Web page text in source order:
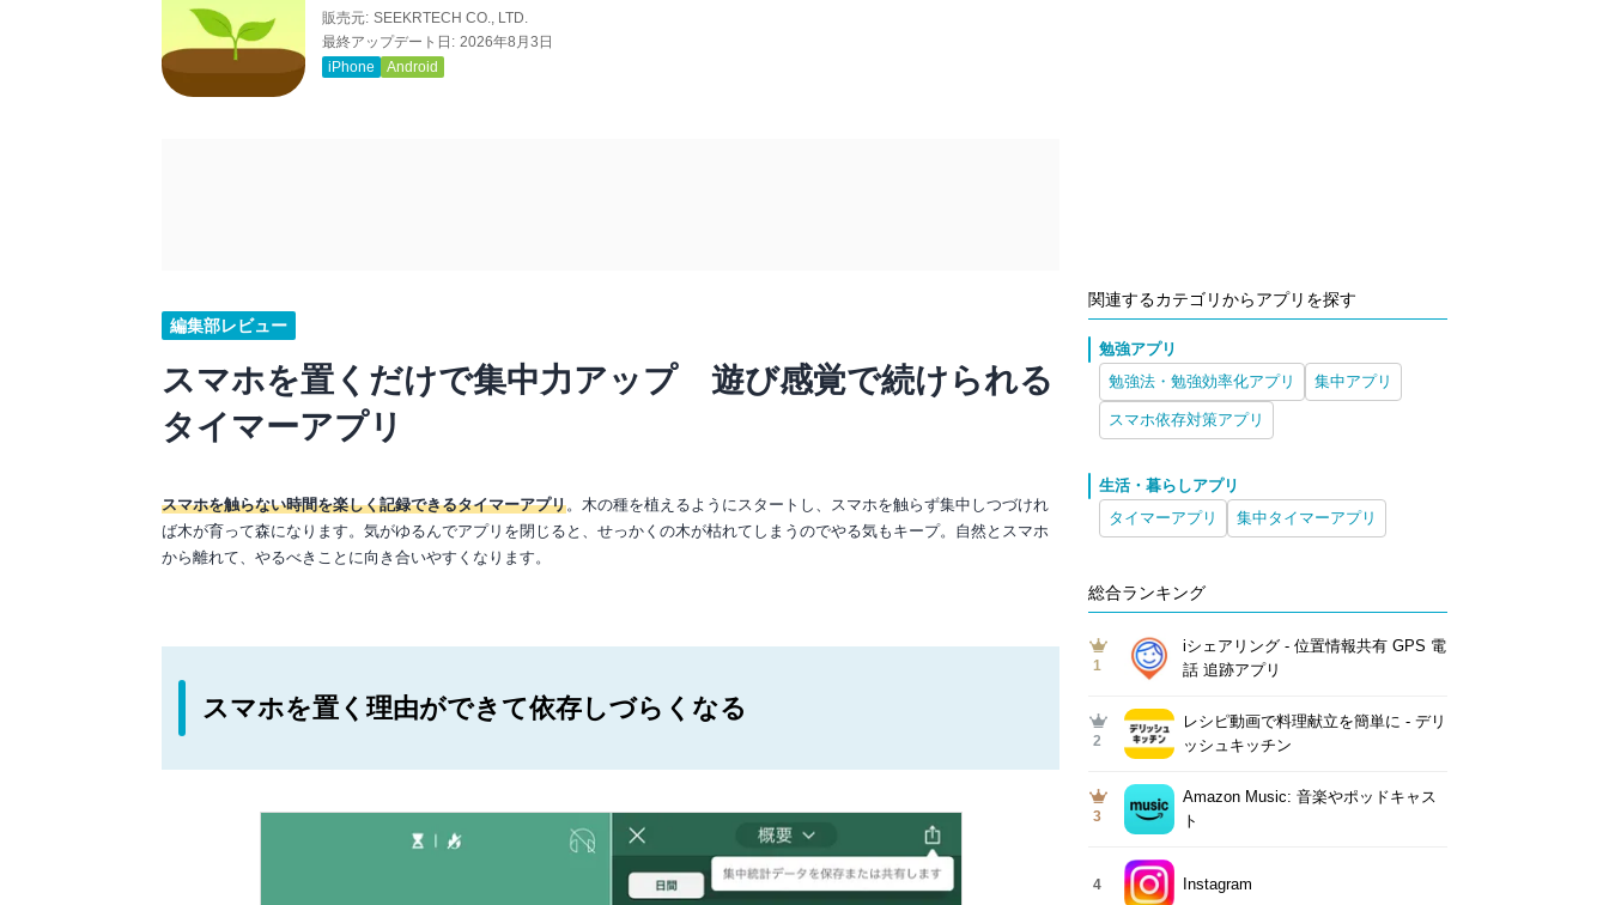
販売元: SEEKRTECH CO., LTD.
最終アップデート日: 2026年8月3日
iPhone
Android
編集部レビュー
スマホを置くだけで集中力アップ 遊び感覚で続けられる
タイマーアプリ
スマホを触らない時間を楽しく記録できるタイマーアプリ。木の種を植えるようにスタートし、スマホを触らず集中しつづけれ
ば木が育って森になります。気がゆるんでアプリを閉じると、せっかくの木が枯れてしまうのでやる気もキープ。自然とスマホ
から離れて、やるべきことに向き合いやすくなります。
スマホを置く理由ができて依存しづらくなる
関連するカテゴリからアプリを探す
勉強アプリ
勉強法・勉強効率化アプリ
集中アプリ
スマホ依存対策アプリ
生活・暮らしアプリ
タイマーアプリ
集中タイマーアプリ
総合ランキング
1
iシェアリング - 位置情報共有 GPS 電
話 追跡アプリ
2
レシピ動画で料理献立を簡単‪に - デリ
ッシュキッチン
3
Amazon Music: 音楽やポッドキャス
ト
4 Instagram